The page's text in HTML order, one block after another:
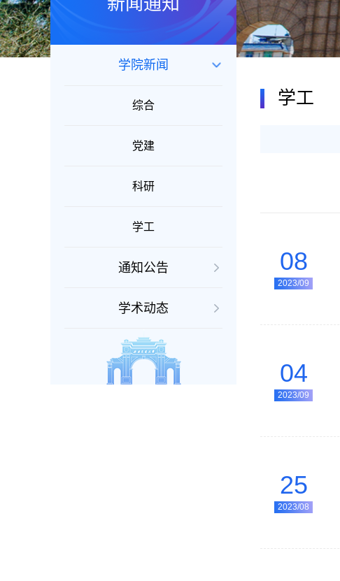
学院新闻
综合
党建
科研
学工
通知公告
学术动态
学工
08
2023/09
04
2023/09
25
2023/08